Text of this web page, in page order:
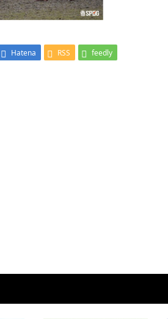
Hatena RSS feedly